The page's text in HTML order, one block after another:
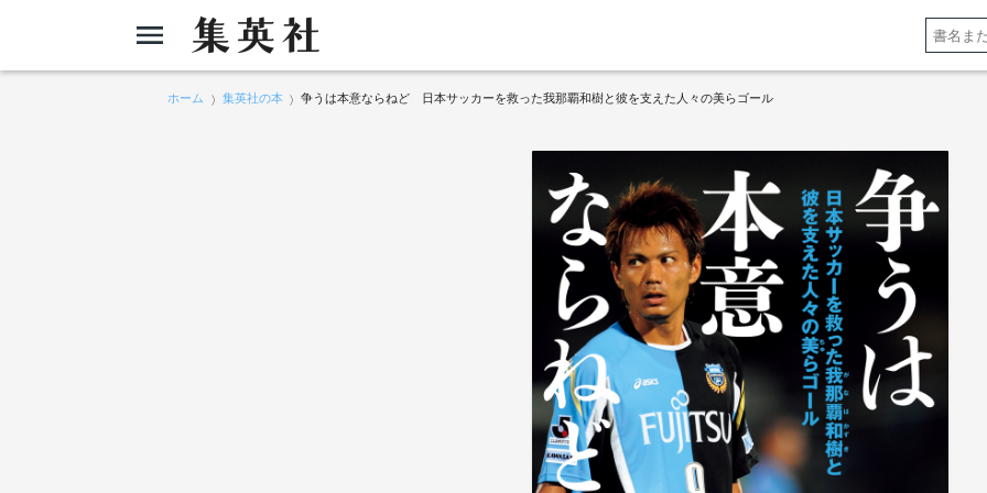
ホーム 集英社の本 争うは本意ならねど 日本サッカーを救った我那覇和樹と彼を支えた人々の美らゴール